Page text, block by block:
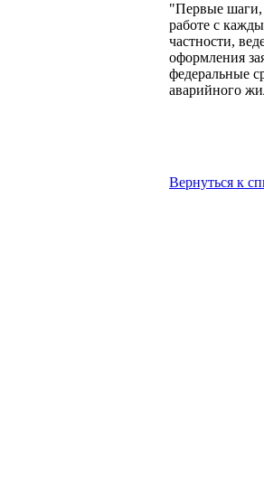
"Первые шаги,
работе с
частности,
оформления
федеральные
аварийного
Вернуться к